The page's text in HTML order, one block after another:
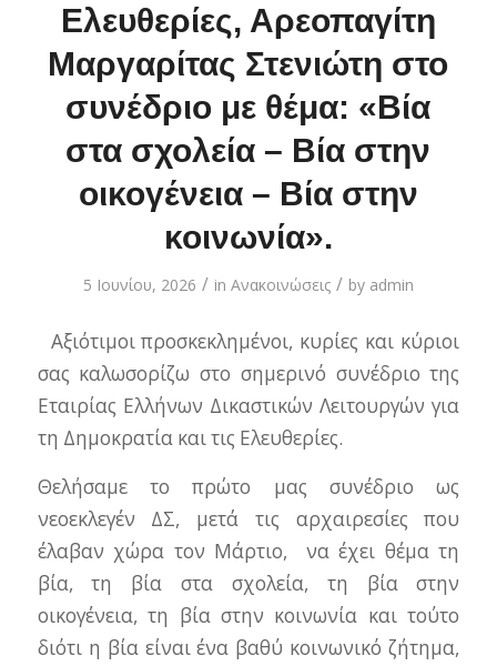
Ελευθερίες, Αρεοπαγίτη
Μαργαρίτας Στενιώτη στο
συνέδριο με θέμα: «Βία
στα σχολεία – Βία στην
οικογένεια – Βία στην
κοινωνία».
5 Ιουνίου, 2026 / in Ανακοινώσεις / by admin
Αξιότιμοι προσκεκλημένοι, κυρίες και κύριοι
σας καλωσορίζω στο σημερινό συνέδριο της
Εταιρίας Ελλήνων Δικαστικών Λειτουργών για
τη Δημοκρατία και τις Ελευθερίες.
Θελήσαμε το πρώτο μας συνέδριο ως
νεοεκλεγέν ΔΣ, μετά τις αρχαιρεσίες που
έλαβαν χώρα τον Μάρτιο, να έχει θέμα τη
βία, τη βία στα σχολεία, τη βία στην
οικογένεια, τη βία στην κοινωνία και τούτο
διότι η βία είναι ένα βαθύ κοινωνικό ζήτημα,